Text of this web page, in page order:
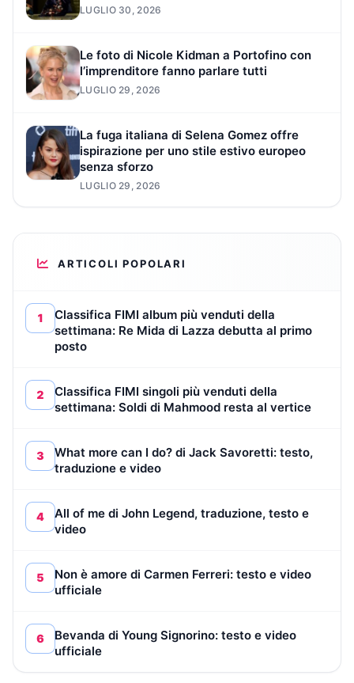
LUGLIO 30, 2026
Le foto di Nicole Kidman a Portofino con
l’imprenditore fanno parlare tutti
LUGLIO 29, 2026
La fuga italiana di Selena Gomez offre
ispirazione per uno stile estivo europeo
senza sforzo
LUGLIO 29, 2026
ARTICOLI POPOLARI
1
Classifica FIMI album più venduti della
settimana: Re Mida di Lazza debutta al primo
posto
2
Classifica FIMI singoli più venduti della
settimana: Soldi di Mahmood resta al vertice
3
What more can I do? di Jack Savoretti: testo,
traduzione e video
4
All of me di John Legend, traduzione, testo e
video
5
Non è amore di Carmen Ferreri: testo e video
ufficiale
6
Bevanda di Young Signorino: testo e video
ufficiale